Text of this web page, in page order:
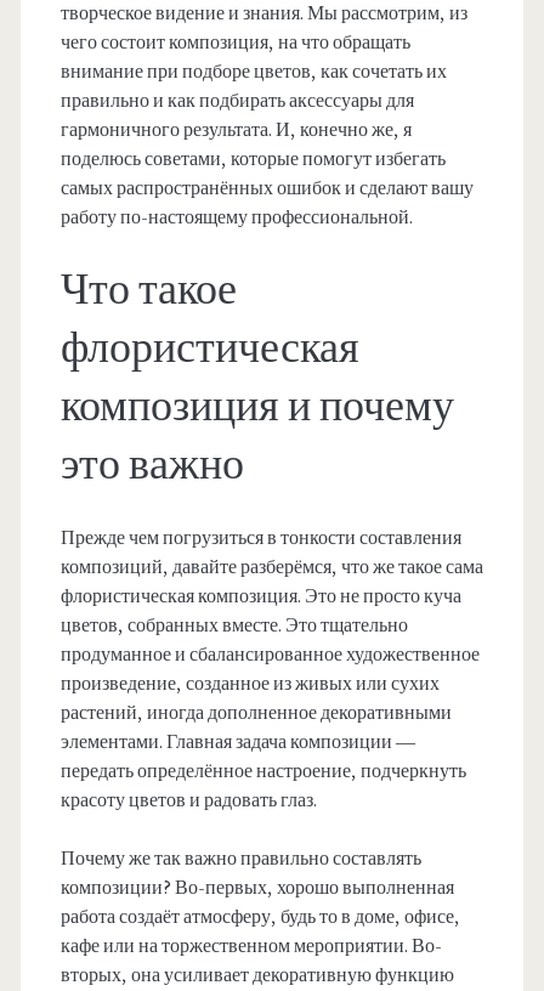
творческое видение и знания. Мы рассмотрим, из
чего состоит композиция, на что обращать
внимание при подборе цветов, как сочетать их
правильно и как подбирать аксессуары для
гармоничного результата. И, конечно же, я
поделюсь советами, которые помогут избегать
самых распространённых ошибок и сделают вашу
работу по-настоящему профессиональной.
Что такое
флористическая
композиция и почему
это важно
Прежде чем погрузиться в тонкости составления
композиций, давайте разберёмся, что же такое сама
флористическая композиция. Это не просто куча
цветов, собранных вместе. Это тщательно
продуманное и сбалансированное художественное
произведение, созданное из живых или сухих
растений, иногда дополненное декоративными
элементами. Главная задача композиции —
передать определённое настроение, подчеркнуть
красоту цветов и радовать глаз.
Почему же так важно правильно составлять
композиции? Во-первых, хорошо выполненная
работа создаёт атмосферу, будь то в доме, офисе,
кафе или на торжественном мероприятии. Во-
вторых, она усиливает декоративную функцию